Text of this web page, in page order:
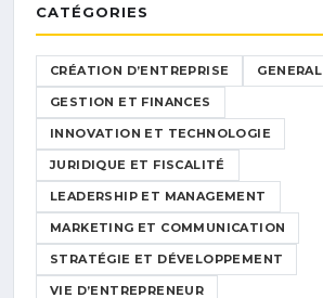
CATÉGORIES
CRÉATION D’ENTREPRISE GENERAL
GESTION ET FINANCES
INNOVATION ET TECHNOLOGIE
JURIDIQUE ET FISCALITÉ
LEADERSHIP ET MANAGEMENT
MARKETING ET COMMUNICATION
STRATÉGIE ET DÉVELOPPEMENT
VIE D’ENTREPRENEUR